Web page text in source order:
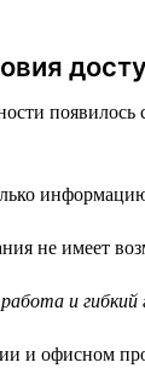
не имеет
и
и офисном